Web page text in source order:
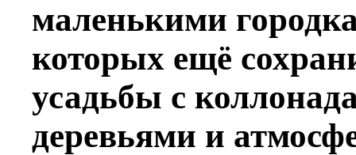
маленькими
которых ещё
усадьбы с
деревьями и